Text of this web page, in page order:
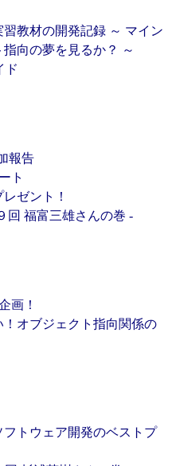
教材の開発記録 ～ マイン
向の夢を見るか？ ～
ド
報告
ト
ゼント！
回 福富三雄さんの巻 -
画！
オブジェクト指向関係の
トウェア開発のベストプ